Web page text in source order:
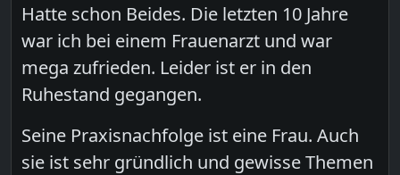
Hatte schon Beides. Die letzten 10 Jahre
war ich bei einem Frauenarzt und war
mega zufrieden. Leider ist er in den
Ruhestand gegangen.
Seine Praxisnachfolge ist eine Frau. Auch
sie ist sehr gründlich und gewisse Themen